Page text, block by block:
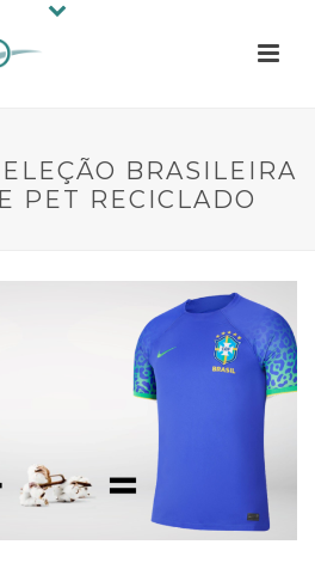
BRASILEIRA
PET RECICLADO